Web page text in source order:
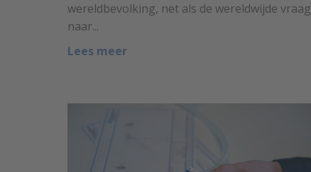
wereldbevolking, net als de wereldwijde vraag
naar...
Lees meer